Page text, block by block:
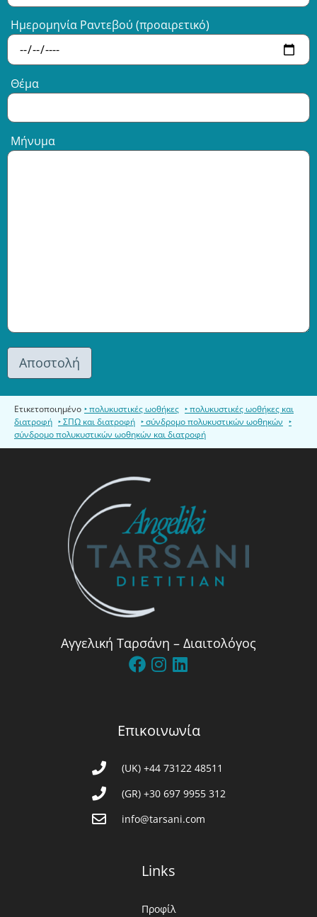
Ημερομηνία Ραντεβού (προαιρετικό)
Θέμα
Μήνυμα
Ετικετοποιημένο πολυκυστικές ωοθήκες
πολυκυστικές ωοθήκες και
διατροφή
ΣΠΩ και διατροφή
σύνδρομο πολυκυστικών ωοθηκών
σύνδρομο πολυκυστικών ωοθηκών και διατροφή
Αγγελική Ταρσάνη – Διαιτολόγος
Επικοινωνία
(UK) +44 73122 48511
(GR) +30 697 9955 312
info@tarsani.com
Links
Προφίλ